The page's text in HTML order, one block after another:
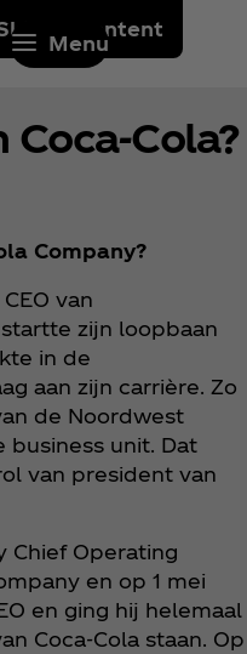
to content
Menu
Company?
van
startte zijn loopbaan
in de
aan zijn carrière. Zo
de Noordwest
business unit. Dat
van president van
Chief Operating
en op 1 mei
en ging hij helemaal
Coca‑Cola staan. Op